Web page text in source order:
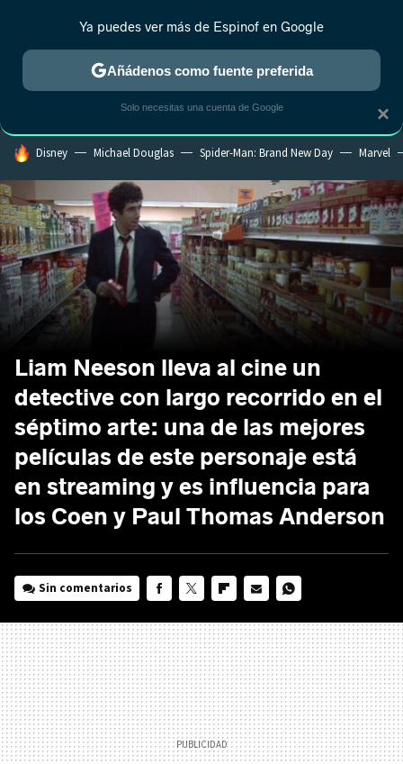
MENÚ NUEVO
ESTRENOS REALITY ANIME RANKINGS CINE
HOY SE HABLA DE
Disney Michael Douglas Spider-Man: Brand New Day Marvel
Liam Neeson lleva al cine un
detective con largo recorrido en el
séptimo arte: una de las mejores
películas de este personaje está
en streaming y es influencia para
los Coen y Paul Thomas Anderson
Sin comentarios
MAIL
×
Ya puedes ver más de Espinof en Google
Añádenos como fuente preferida
Solo necesitas una cuenta de Google